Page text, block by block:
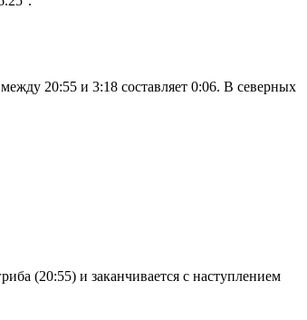
20:55 и 3:18 составляет 0:06. В северных
(20:55) и заканчивается с наступлением